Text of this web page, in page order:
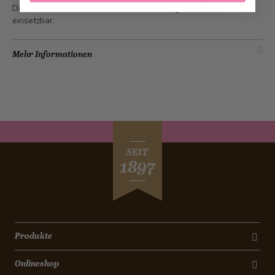
Die Geschenkkarte ist in all unseren Fachgeschäften
einsetzbar.
Mehr Informationen
SEIT
1897
Produkte
Onlineshop